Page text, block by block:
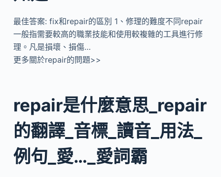
最佳答案: fix和repair的區別 1、修理的難度不同repair
一般指需要較高的職業技能和使用較複雜的工具進行修
理。凡是損壞、損傷…
更多關於repair的問題>>
repair是什麼意思_repair
的翻譯_音標_讀音_用法_
例句_愛…_愛詞霸